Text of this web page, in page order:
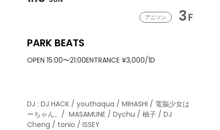
アニソン 3F
PARK BEATS
OPEN 15:00〜21:00ENTRANCE ¥3,000/1D
DJ : DJ HACK / youthaqua / MIHASHI / 電脳少女は
ーちゃん。/ MASAMUNE / Dychu / 柚子 / DJ
Cheng / tonio / ISSEY